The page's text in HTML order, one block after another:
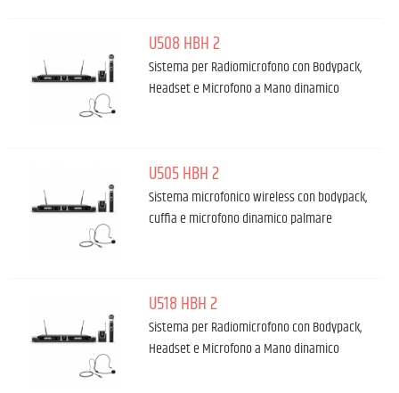
U508 HBH 2
Sistema per Radiomicrofono con Bodypack,
Headset e Microfono a Mano dinamico
U505 HBH 2
Sistema microfonico wireless con bodypack,
cuffia e microfono dinamico palmare
U518 HBH 2
Sistema per Radiomicrofono con Bodypack,
Headset e Microfono a Mano dinamico